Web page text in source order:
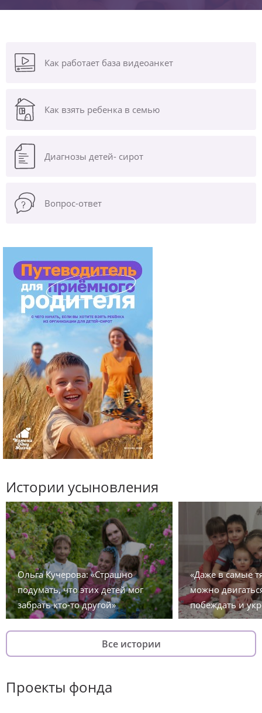
Как работает база видеоанкет
Как взять ребенка в семью
Диагнозы детей- сирот
Вопрос-ответ
Истории усыновления
Ольга Кучерова: «Страшно
подумать, что этих детей мог
забрать кто-то другой»
«Даже в самые
можно
побеждать и
Все истории
Проекты фонда